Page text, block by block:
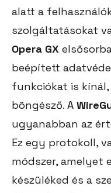
alatt a
szolgáltatásokat
Opera GX
beépített
funkciókat is
böngésző. A
ugyanabban az
Ez egy protokoll,
módszer, amelyet
készüléked és a